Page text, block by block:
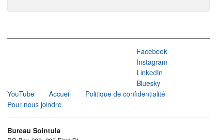
Facebook
Instagram
LinkedIn
Bluesky
YouTube
Accueil
Politique de confidentialité
Pour nous joindre
Bureau Sointula